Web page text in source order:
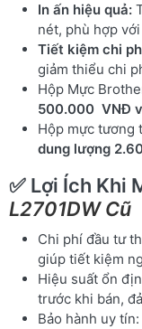
In ấn hiệu quả:
nét, phù hợp
Tiết kiệm chi
giảm thiểu chi
Hộp Mực
500.000 VNĐ
Hộp mực tương
dung lượng
✅ Lợi Ích Khi
L2701DW Cũ
Chi phí đầu tư
giúp tiết kiệm
Hiệu suất ổn
trước khi bán,
Bảo hành uy